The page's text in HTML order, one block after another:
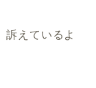
訴えているよ